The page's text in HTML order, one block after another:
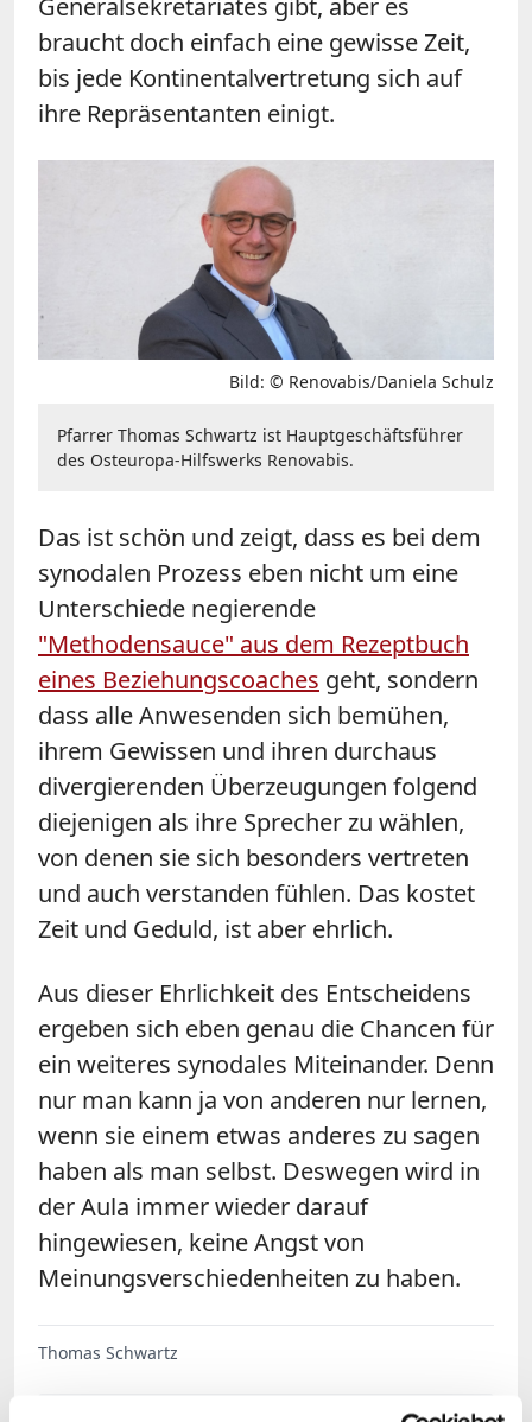
braucht doch einfach eine gewisse Zeit,
bis jede Kontinentalvertretung sich auf
ihre Repräsentanten einigt.
Bild: © Renovabis/Daniela Schulz
Pfarrer Thomas Schwartz ist Hauptgeschäftsführer
des Osteuropa-Hilfswerks Renovabis.
Das ist schön und zeigt, dass es bei dem
synodalen Prozess eben nicht um eine
Unterschiede negierende
"Methodensauce" aus dem Rezeptbuch
eines Beziehungscoaches geht, sondern
dass alle Anwesenden sich bemühen,
ihrem Gewissen und ihren durchaus
divergierenden Überzeugungen folgend
diejenigen als ihre Sprecher zu wählen,
von denen sie sich besonders vertreten
und auch verstanden fühlen. Das kostet
Zeit und Geduld, ist aber ehrlich.
Aus dieser Ehrlichkeit des Entscheidens
ergeben sich eben genau die Chancen für
ein weiteres synodales Miteinander. Denn
nur man kann ja von anderen nur lernen,
wenn sie einem etwas anderes zu sagen
haben als man selbst. Deswegen wird in
der Aula immer wieder darauf
hingewiesen, keine Angst von
Meinungsverschiedenheiten zu haben.
Thomas Schwartz